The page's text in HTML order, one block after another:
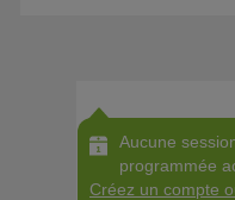
Aucune
programmée
Créez un compte